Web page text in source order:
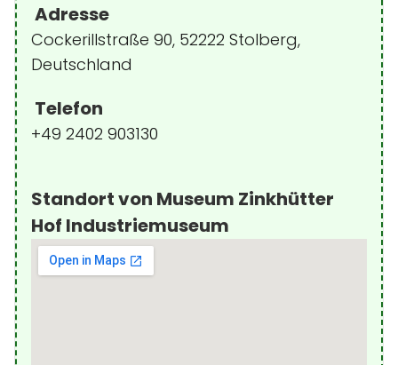
Adresse
Cockerillstraße 90, 52222 Stolberg,
Deutschland
Telefon
+49 2402 903130
Standort von Museum Zinkhütter
Hof Industriemuseum